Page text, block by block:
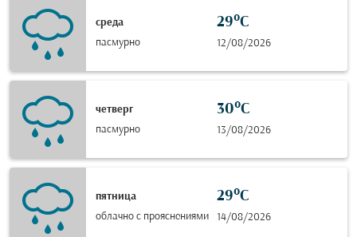
среда
пасмурно
29°C
12/08/2026
четверг
пасмурно
30°C
13/08/2026
пятница
облачно с прояснениями
29°C
14/08/2026